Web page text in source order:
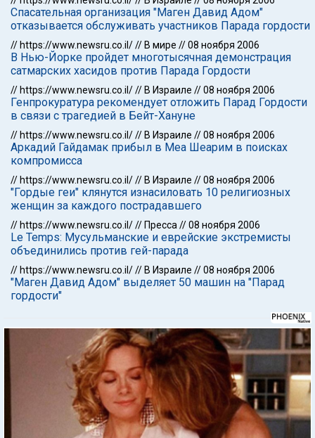
Спасательная организация "Маген Давид Адом"
отказывается обслуживать участников Парада гордости
// https://www.newsru.co.il/// В мире //08 ноября 2006
В Нью-Йорке пройдет многотысячная демонстрация
сатмарских хасидов против Парада Гордости
// https://www.newsru.co.il/// В Израиле //08 ноября 2006
Генпрокуратура рекомендует отложить Парад Гордости
в связи с трагедией в Бейт-Хануне
// https://www.newsru.co.il/// В Израиле //08 ноября 2006
Аркадий Гайдамак прибыл в Меа Шеарим в поисках
компромисса
// https://www.newsru.co.il/// В Израиле //08 ноября 2006
"Гордые геи" клянутся изнасиловать 10 религиозных
женщин за каждого пострадавшего
// https://www.newsru.co.il/// Пресса //08 ноября 2006
Le Temps: Мусульманские и еврейские экстремисты
объединились против гей-парада
// https://www.newsru.co.il/// В Израиле //08 ноября 2006
"Маген Давид Адом" выделяет 50 машин на "Парад
гордости"